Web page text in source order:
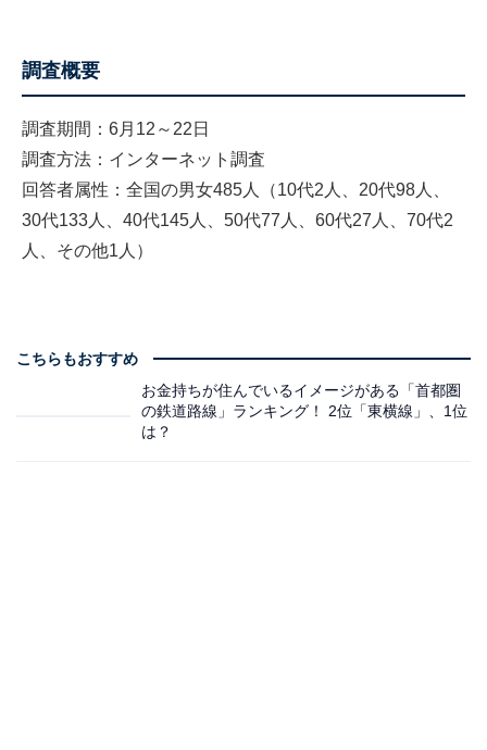
調査概要
調査期間：6月12～22日
調査方法：インターネット調査
回答者属性：全国の男女485人（10代2人、20代98人、
30代133人、40代145人、50代77人、60代27人、70代2
人、その他1人）
こちらもおすすめ
お金持ちが住んでいるイメージがある「首都圏
の鉄道路線」ランキング！ 2位「東横線」、1位
は？